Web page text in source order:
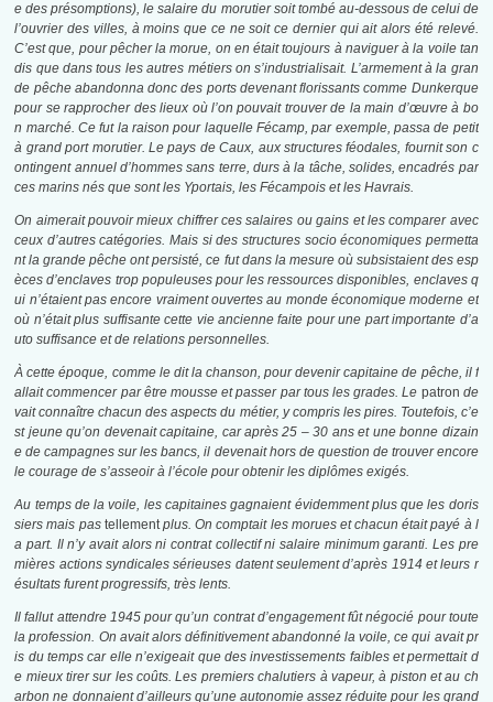
e des présomptions), le salaire du morutier soit tombé au-dessous de celui de
l’ouvrier des villes, à moins que ce ne soit ce dernier qui ait alors été relevé.
C’est que, pour pêcher la morue, on en était toujours à naviguer à la voile tan
dis que dans tous les autres métiers on s’industrialisait. L’armement à la gran
de pêche abandonna donc des ports devenant florissants comme Dunkerque
pour se rapprocher des lieux où l’on pouvait trouver de la main d’œuvre à bo
n marché. Ce fut la raison pour laquelle Fécamp, par exemple, passa de petit
à grand port morutier. Le pays de Caux, aux structures féodales, fournit son c
ontingent annuel d’hommes sans terre, durs à la tâche, solides, encadrés par
ces marins nés que sont les Yportais, les Fécampois et les Havrais.
On aimerait pouvoir mieux chiffrer ces salaires ou gains et les comparer avec
ceux d’autres catégories. Mais si des structures socio économiques permetta
nt la grande pêche ont persisté, ce fut dans la mesure où subsistaient des esp
èces d’enclaves trop populeuses pour les ressources disponibles, enclaves q
ui n’étaient pas encore vraiment ouvertes au monde économique moderne et
où n’était plus suffisante cette vie ancienne faite pour une part importante d’a
uto suffisance et de relations personnelles.
À cette époque, comme le dit la chanson, pour devenir capitaine de pêche, il f
allait commencer par être mousse et passer par tous les grades. Le patron de
vait connaître chacun des aspects du métier, y compris les pires. Toutefois, c’e
st jeune qu’on devenait capitaine, car après 25 – 30 ans et une bonne dizain
e de campagnes sur les bancs, il devenait hors de question de trouver encore
le courage de s’asseoir à l’école pour obtenir les diplômes exigés.
Au temps de la voile, les capitaines gagnaient évidemment plus que les doris
siers mais pas tellementplus. On comptait les morues et chacun était payé à l
a part. Il n’y avait alors ni contrat collectif ni salaire minimum garanti. Les pre
mières actions syndicales sérieuses datent seulement d’après 1914 et leurs r
ésultats furent progressifs, très lents.
Il fallut attendre 1945 pour qu’un contrat d’engagement fût négocié pour toute
la profession. On avait alors définitivement abandonné la voile, ce qui avait pr
is du temps car elle n’exigeait que des investissements faibles et permettait d
e mieux tirer sur les coûts. Les premiers chalutiers à vapeur, à piston et au ch
arbon ne donnaient d’ailleurs qu’une autonomie assez réduite pour les grand